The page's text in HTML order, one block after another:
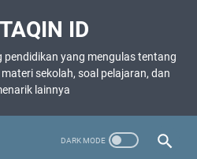
ID
yang mengulas tentang
sekolah, soal pelajaran, dan
lainnya